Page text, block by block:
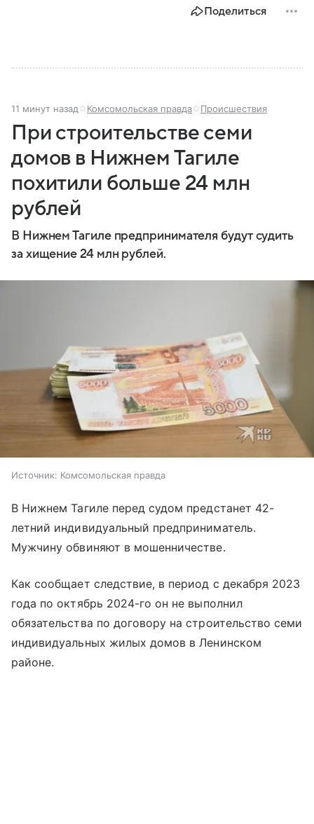
Поделиться
11 минут назад Комсомольская правда Происшествия
При строительстве семи
домов в Нижнем Тагиле
похитили больше 24 млн
рублей
В Нижнем Тагиле предпринимателя будут судить
за хищение 24 млн рублей.
Источник: Комсомольская правда
В Нижнем Тагиле перед судом предстанет 42-
летний индивидуальный предприниматель.
Мужчину обвиняют в мошенничестве.
Как сообщает следствие, в период с декабря 2023
года по октябрь 2024-го он не выполнил
обязательства по договору на строительство семи
индивидуальных жилых домов в Ленинском
районе.